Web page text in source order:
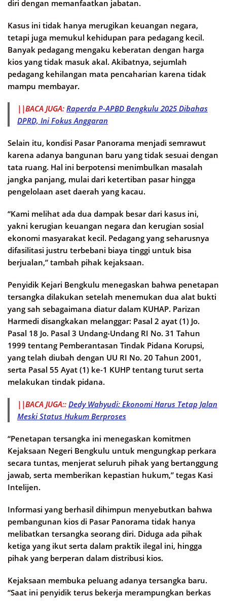
diri dengan memanfaatkan jabatan.
Kasus ini tidak hanya merugikan keuangan negara,
tetapi juga memukul kehidupan para pedagang kecil.
Banyak pedagang mengaku keberatan dengan harga
kios yang tidak masuk akal. Akibatnya, sejumlah
pedagang kehilangan mata pencaharian karena tidak
mampu membayar.
||BACA JUGA: Raperda P-APBD Bengkulu 2025 Dibahas
DPRD, Ini Fokus Anggaran
Selain itu, kondisi Pasar Panorama menjadi semrawut
karena adanya bangunan baru yang tidak sesuai dengan
tata ruang. Hal ini berpotensi menimbulkan masalah
jangka panjang, mulai dari ketertiban pasar hingga
pengelolaan aset daerah yang kacau.
“Kami melihat ada dua dampak besar dari kasus ini,
yakni kerugian keuangan negara dan kerugian sosial
ekonomi masyarakat kecil. Pedagang yang seharusnya
difasilitasi justru terbebani biaya tinggi untuk bisa
berjualan,” tambah pihak kejaksaan.
Penyidik Kejari Bengkulu menegaskan bahwa penetapan
tersangka dilakukan setelah menemukan dua alat bukti
yang sah sebagaimana diatur dalam KUHAP. Parizan
Harmedi disangkakan melanggar: Pasal 2 ayat (1) Jo.
Pasal 18 Jo. Pasal 3 Undang-Undang RI No. 31 Tahun
1999 tentang Pemberantasan Tindak Pidana Korupsi,
yang telah diubah dengan UU RI No. 20 Tahun 2001,
serta Pasal 55 Ayat (1) ke-1 KUHP tentang turut serta
melakukan tindak pidana.
||BACA JUGA:: Dedy Wahyudi: Ekonomi Harus Tetap Jalan
Meski Status Hukum Berproses
“Penetapan tersangka ini menegaskan komitmen
Kejaksaan Negeri Bengkulu untuk mengungkap perkara
secara tuntas, menjerat seluruh pihak yang bertanggung
jawab, serta memberikan kepastian hukum,” tegas Kasi
Intelijen.
Informasi yang berhasil dihimpun menyebutkan bahwa
pembangunan kios di Pasar Panorama tidak hanya
melibatkan tersangka seorang diri. Diduga ada pihak
ketiga yang ikut serta dalam praktik ilegal ini, hingga
pihak yang berperan dalam distribusi kios.
Kejaksaan membuka peluang adanya tersangka baru.
“Saat ini penyidik terus bekerja merampungkan berkas